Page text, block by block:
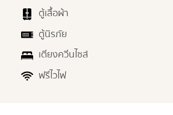
ตู้เสื้อผ้า
ตู้นิรภัย
เตียงควีนไซส์
ฟรีไวไฟ